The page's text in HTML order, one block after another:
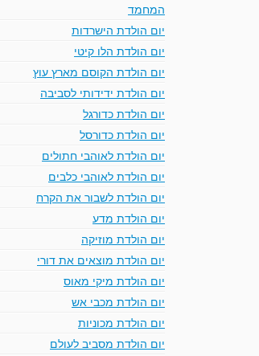
המחמד
יום הולדת הישרדות
יום הולדת הלו קיטי
יום הולדת הקוסם מארץ עוץ
יום הולדת ידידותי לסביבה
יום הולדת כדורגל
יום הולדת כדורסל
יום הולדת לאוהבי חתולים
יום הולדת לאוהבי כלבים
יום הולדת לשבור את הקרח
יום הולדת מדע
יום הולדת מוזיקה
יום הולדת מוצאים את דורי
יום הולדת מיקי מאוס
יום הולדת מכבי אש
יום הולדת מכוניות
יום הולדת מסביב לעולם